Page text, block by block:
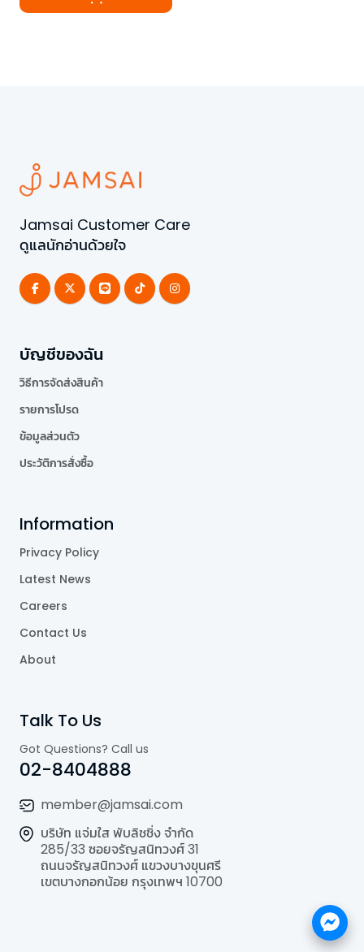
Jamsai Customer Care
ดูแลนักอ่านด้วยใจ
บัญชีของฉัน
วิธีการจัดส่งสินค้า
รายการโปรด
ข้อมูลส่วนตัว
ประวัติการสั่งซื้อ
Information
Privacy Policy
Latest News
Careers
Contact Us
About
Talk To Us
Got Questions? Call us
02-8404888
member@jamsai.com
บริษัท แจ่มใส พับลิชชิ่ง จำกัด
285/33 ซอยจรัญสนิทวงศ์ 31
ถนนจรัญสนิทวงศ์ แขวงบางขุนศรี
เขตบางกอกน้อย กรุงเทพฯ 10700